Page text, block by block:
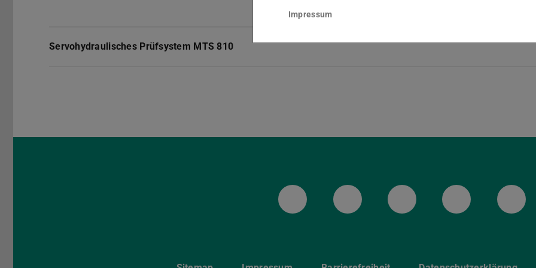
Servohydraulisches Prüfsystem MTS 810
LinkedIn-Seite der TU Darmstadt
Instagram-Kanal der TU
Bluesky-Kanal der
Impressum